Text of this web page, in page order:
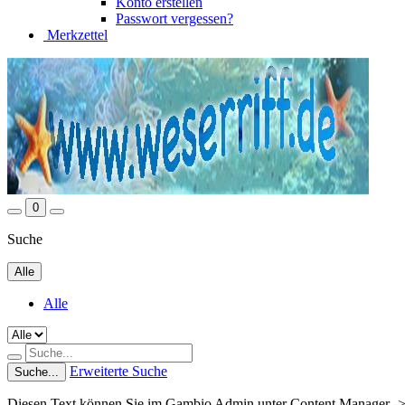
Passwort vergessen?
Merkzettel
0
Suche
Alle
Alle
Suche... Erweiterte Suche